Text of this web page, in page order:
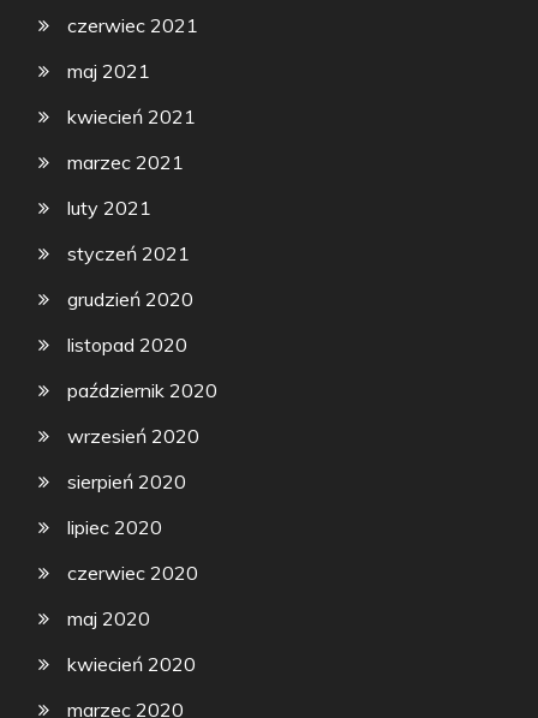
czerwiec 2021
maj 2021
kwiecień 2021
marzec 2021
luty 2021
styczeń 2021
grudzień 2020
listopad 2020
październik 2020
wrzesień 2020
sierpień 2020
lipiec 2020
czerwiec 2020
maj 2020
kwiecień 2020
marzec 2020